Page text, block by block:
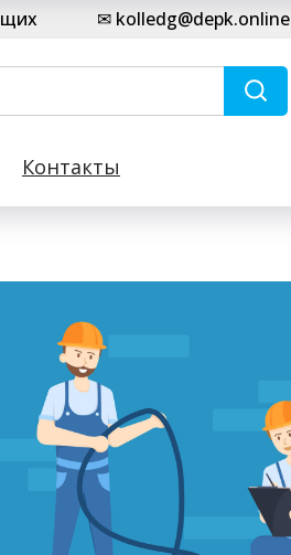
✉ kolledg@depk.online
Контакты